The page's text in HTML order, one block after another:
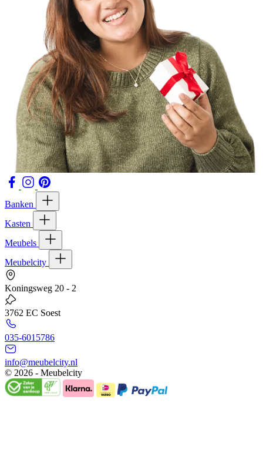
Banken
Kasten
Meubels
Meubelcity
Koningsweg 20 - 2
3762 EC Soest
035-6015786
info@meubelcity.nl
© 2026 - Meubelcity